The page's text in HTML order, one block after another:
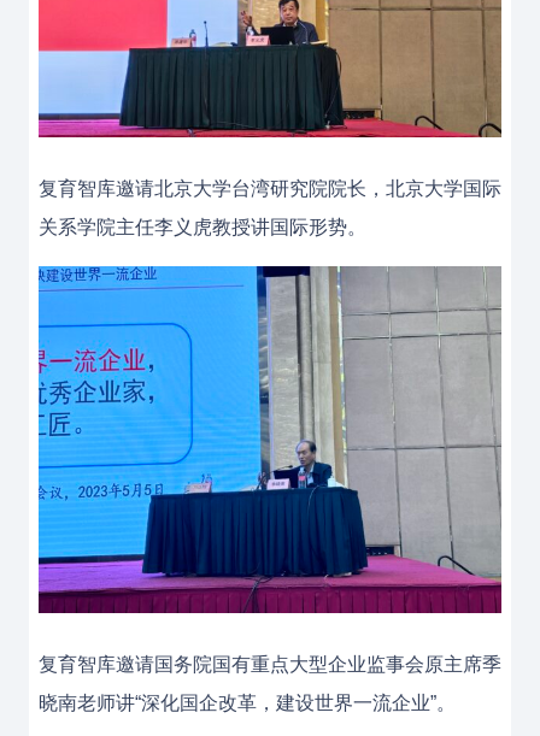
复育智库邀请北京大学台湾研究院院长，北京大学国际
关系学院主任李义虎教授讲国际形势。
复育智库邀请国务院国有重点大型企业监事会原主席季
晓南老师讲“深化国企改革，建设世界一流企业”。